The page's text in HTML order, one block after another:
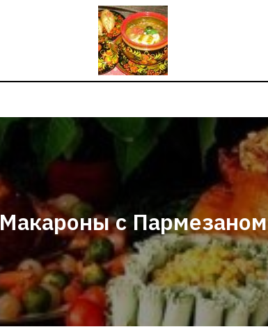
Макароны с Пармезаном